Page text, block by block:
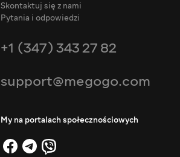
Skontaktuj się z nami
Pytania i odpowiedzi
+1 (347) 343 27 82
support@megogo.com
My na portalach społecznościowych